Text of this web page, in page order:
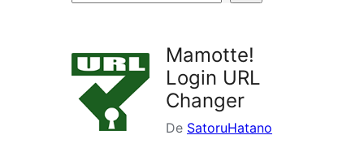
Mamotte!
Login URL
Changer
De SatoruHatano